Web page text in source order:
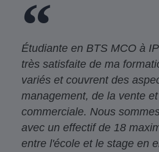
Étudiante en BTS MCO à
très satisfaite de ma
variés et couvrent des
management, de la vente
commerciale. Nous
avec un effectif de 18
entre l'école et le stage en